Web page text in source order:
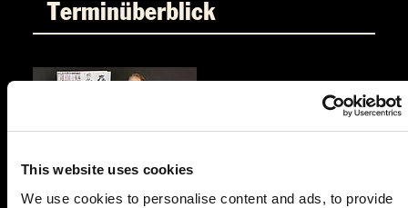
This website uses cookies
We use cookies to personalise content and ads, to provide
Terminüberblick
SO.
14.03.2027 17:00 Uhr